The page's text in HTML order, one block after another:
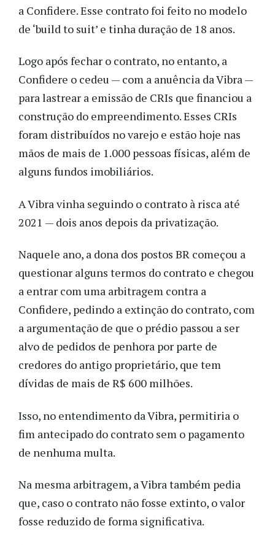
a Confidere. Esse contrato foi feito no modelo
de ‘build to suit’ e tinha duração de 18 anos.
Logo após fechar o contrato, no entanto, a
Confidere o cedeu — com a anuência da Vibra —
para lastrear a emissão de CRIs que financiou a
construção do empreendimento. Esses CRIs
foram distribuídos no varejo e estão hoje nas
mãos de mais de 1.000 pessoas físicas, além de
alguns fundos imobiliários.
A Vibra vinha seguindo o contrato à risca até
2021 — dois anos depois da privatização.
Naquele ano, a dona dos postos BR começou a
questionar alguns termos do contrato e chegou
a entrar com uma arbitragem contra a
Confidere, pedindo a extinção do contrato, com
a argumentação de que o prédio passou a ser
alvo de pedidos de penhora por parte de
credores do antigo proprietário, que tem
dívidas de mais de R$ 600 milhões.
Isso, no entendimento da Vibra, permitiria o
fim antecipado do contrato sem o pagamento
de nenhuma multa.
Na mesma arbitragem, a Vibra também pedia
que, caso o contrato não fosse extinto, o valor
fosse reduzido de forma significativa.